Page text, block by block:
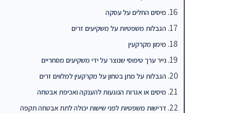
מיסים החלים על עסקה
הגבלות משפטיות על משקיעים זרים
מימון מקרקעין
נייר ערך טיפוסי שנוצר על ידי משקיעים מסחריים
הגבלות על מתן בטחון על מקרקעין למלווים זרים
מיסים או אגרות הנוגעות להענקה ואכיפת אבטחה
דרישות משפטיות לפני שישות יכולה לתת אבטחה תקפה